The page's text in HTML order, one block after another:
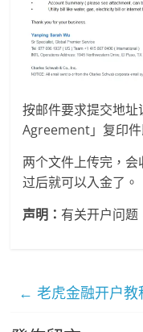
按邮件要求提交地
Agreement」复印件
两个文件上传完，
过后就可以入金了。
声明： 有关开户问题
← 老虎金融开户教